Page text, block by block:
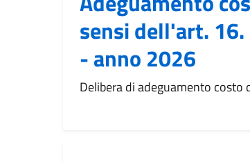
sensi dell'art. 16.
- anno 2026
Delibera di adeguamento